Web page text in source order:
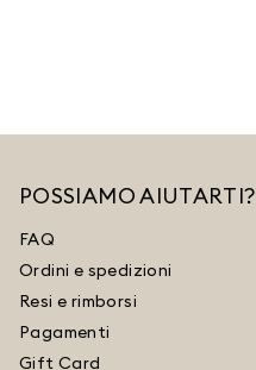
POSSIAMO AIUTARTI?
FAQ
Ordini e spedizioni
Resi e rimborsi
Pagamenti
Gift Card